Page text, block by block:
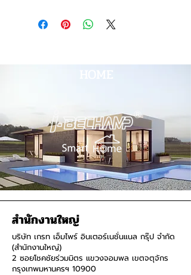
HOME
สำนักงานใหญ่
บริษัท เกรท เอ็มไพร์ อินเตอร์เนชั่นแนล กรุ๊ป จำกัด
(สำนักงานใหญ่)
2 ซอยโชคชัยร่วมมิตร แขวงจอมพล เขตจตุจักร
กรุงเทพมหานครฯ 10900